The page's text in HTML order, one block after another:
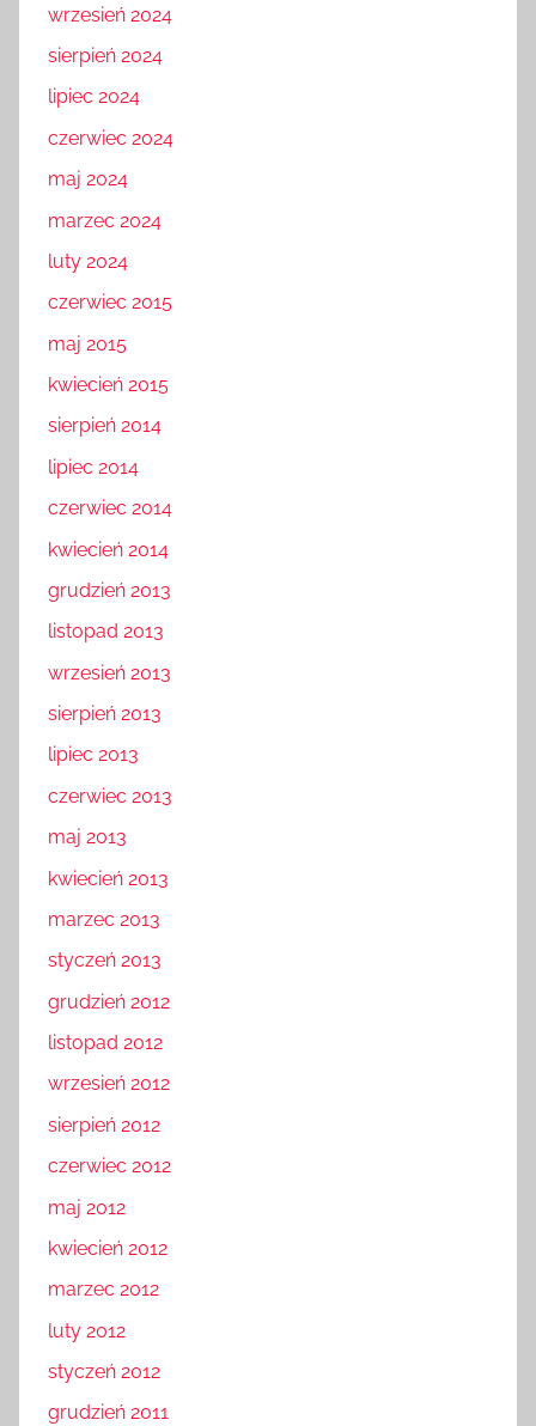
wrzesień 2024
sierpień 2024
lipiec 2024
czerwiec 2024
maj 2024
marzec 2024
luty 2024
czerwiec 2015
maj 2015
kwiecień 2015
sierpień 2014
lipiec 2014
czerwiec 2014
kwiecień 2014
grudzień 2013
listopad 2013
wrzesień 2013
sierpień 2013
lipiec 2013
czerwiec 2013
maj 2013
kwiecień 2013
marzec 2013
styczeń 2013
grudzień 2012
listopad 2012
wrzesień 2012
sierpień 2012
czerwiec 2012
maj 2012
kwiecień 2012
marzec 2012
luty 2012
styczeń 2012
grudzień 2011